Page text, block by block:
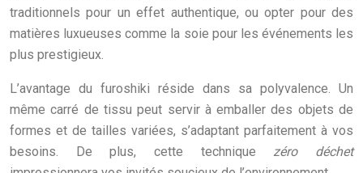
traditionnels pour un effet authentique, ou opter pour des
matières luxueuses comme la soie pour les événements les
plus prestigieux.
L’avantage du furoshiki réside dans sa polyvalence. Un
même carré de tissu peut servir à emballer des objets de
formes et de tailles variées, s’adaptant parfaitement à vos
besoins. De plus, cette techniquezéro déchet